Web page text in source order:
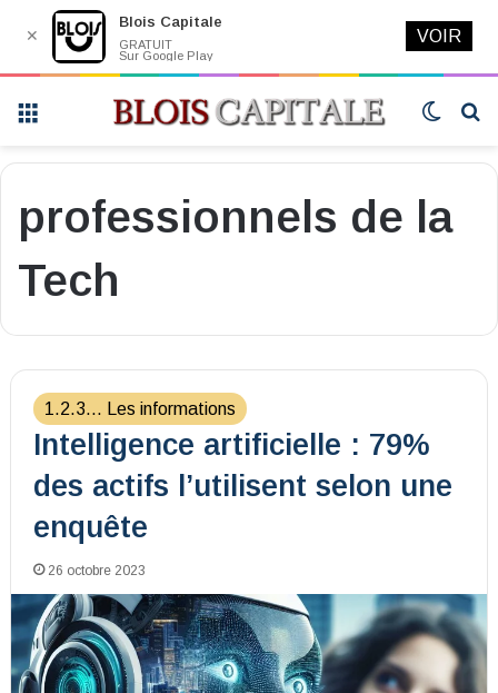
Switch
professionnels de la
Tech
1.2.3... Les informations
Intelligence artificielle : 79%
des actifs l’utilisent selon une
enquête
26 octobre 2023
✕
Blois Capitale
GRATUIT
Sur Google Play
VOIR